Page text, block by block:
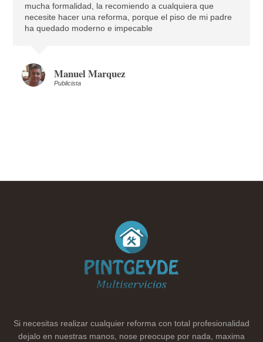
mucha formalidad, la recomiendo a cualquiera que
necesite hacer una reforma, porque el piso de mi padre
ha quedado moderno e impecable
Manuel Marquez
Publicista
Si necesitas realizar cualquier reforma con total profesionalidad
dejalo en nuestras manos, nose preocupe por nada, maxima